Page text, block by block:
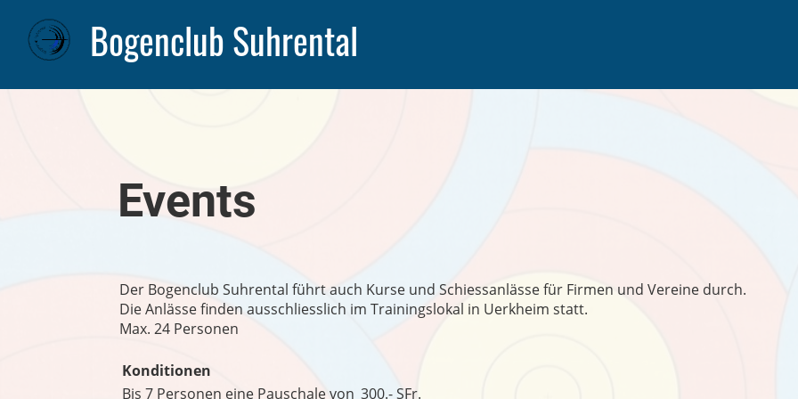
Bogenclub Suhrental
Events
Der Bogenclub Suhrental führt auch Kurse und Schiessanlässe für Firmen und Vereine durch.
Die Anlässe finden ausschliesslich im Trainingslokal in Uerkheim statt.
Max. 24 Personen
Konditionen
Bis 7 Personen eine Pauschale von 300.- SFr.